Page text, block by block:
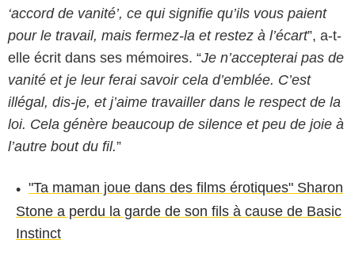
‘accord de vanité’, ce qui signifie qu’ils vous paient
pour le travail, mais fermez-la et restez à l’écart”, a-t-
elle écrit dans ses mémoires. “Je n’accepterai pas de
vanité et je leur ferai savoir cela d’emblée. C’est
illégal, dis-je, et j’aime travailler dans le respect de la
loi. Cela génère beaucoup de silence et peu de joie à
l’autre bout du fil.”
"Ta maman joue dans des films érotiques" Sharon
Stone a perdu la garde de son fils à cause de Basic
Instinct